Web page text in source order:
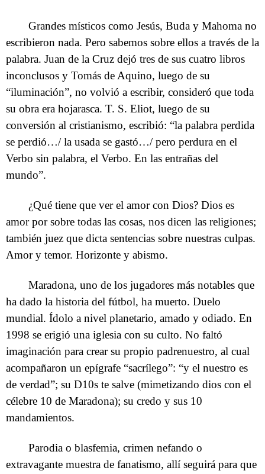
Grandes místicos como Jesús, Buda y Mahoma no
escribieron nada. Pero sabemos sobre ellos a través de la
palabra. Juan de la Cruz dejó tres de sus cuatro libros
inconclusos y Tomás de Aquino, luego de su
“iluminación”, no volvió a escribir, consideró que toda
su obra era hojarasca. T. S. Eliot, luego de su
conversión al cristianismo, escribió: “la palabra perdida
se perdió…/ la usada se gastó…/ pero perdura en el
Verbo sin palabra, el Verbo. En las entrañas del
mundo”.
¿Qué tiene que ver el amor con Dios? Dios es
amor por sobre todas las cosas, nos dicen las religiones;
también juez que dicta sentencias sobre nuestras culpas.
Amor y temor. Horizonte y abismo.
Maradona, uno de los jugadores más notables que
ha dado la historia del fútbol, ha muerto. Duelo
mundial. Ídolo a nivel planetario, amado y odiado. En
1998 se erigió una iglesia con su culto. No faltó
imaginación para crear su propio padrenuestro, al cual
acompañaron un epígrafe “sacrílego”: “y el nuestro es
de verdad”; su D10s te salve (mimetizando dios con el
célebre 10 de Maradona); su credo y sus 10
mandamientos.
Parodia o blasfemia, crimen nefando o
extravagante muestra de fanatismo, allí seguirá para que